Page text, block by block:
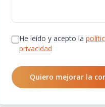
He leído y acepto la
privacidad
Quiero mejorar la